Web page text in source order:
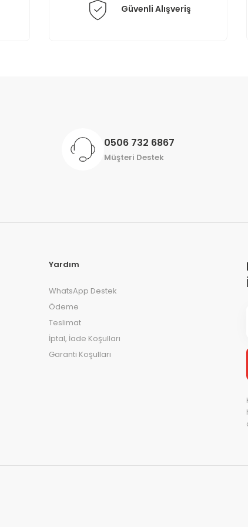
Güvenli Alışveriş
0506 732 6867
Müşteri Destek
Yardım
WhatsApp Destek
Ödeme
Teslimat
İptal, İade Koşulları
Garanti Koşulları